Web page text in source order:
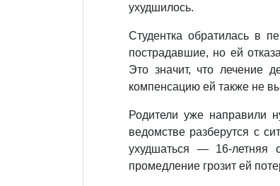
ухудшилось.
Студентка обратилась в
пострадавшие, но ей
Это значит, что лечение
компенсацию ей также не
Родители уже направили
ведомстве разберутся с
ухудшаться — 16-летняя
промедление грозит ей